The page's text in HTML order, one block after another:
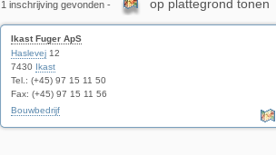
1 inschrijving gevonden - op plattegrond tonen
Ikast Fuger ApS
Haslevej12
7430 Ikast
Tel.: (+45) 97 15 11 50
Fax: (+45) 97 15 11 56
Bouwbedrijf